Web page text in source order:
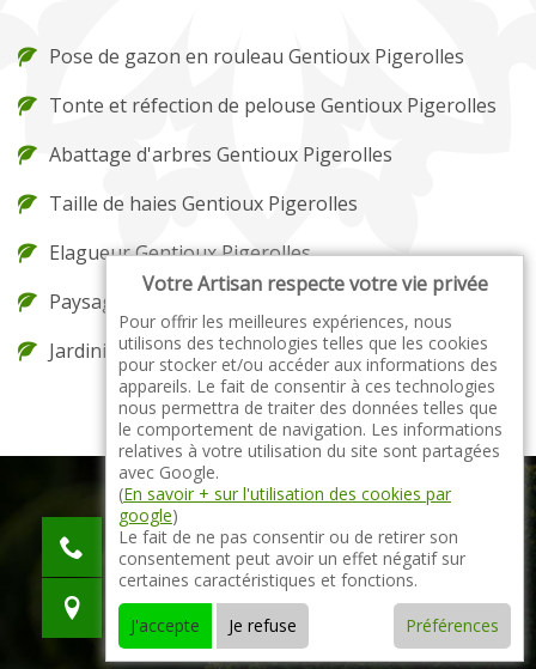
Pose de gazon en rouleau Gentioux Pigerolles
Tonte et réfection de pelouse Gentioux Pigerolles
Abattage d'arbres Gentioux Pigerolles
Taille de haies Gentioux Pigerolles
Elagueur Gentioux Pigerolles
Paysagiste Gentioux Pigerolles
Jardinier Gentioux Pigerolles
indisponible
indisponible
indisponible
Votre Artisan respecte votre vie privée
Pour offrir les meilleures expériences, nous
utilisons des technologies telles que les cookies
pour stocker et/ou accéder aux informations des
appareils. Le fait de consentir à ces technologies
nous permettra de traiter des données telles que
le comportement de navigation. Les informations
relatives à votre utilisation du site sont partagées
avec Google.
(En savoir + sur l'utilisation des cookies par
google)
Le fait de ne pas consentir ou de retirer son
consentement peut avoir un effet négatif sur
certaines caractéristiques et fonctions.
J'accepte
Je refuse Préférences